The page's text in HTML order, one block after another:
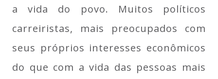
a vida do povo. Muitos políticos
carreiristas, mais preocupados com
seus próprios interesses econômicos
do que com a vida das pessoas mais